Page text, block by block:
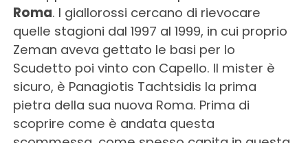
Roma. I giallorossi cercano di rievocare
quelle stagioni dal 1997 al 1999, in cui proprio
Zeman aveva gettato le basi per lo
Scudetto poi vinto con Capello. Il mister è
sicuro, è Panagiotis Tachtsidis la prima
pietra della sua nuova Roma. Prima di
scoprire come è andata questa